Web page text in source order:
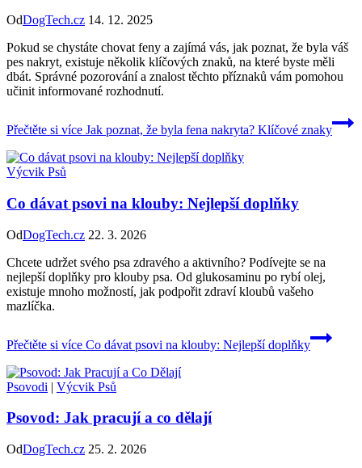
OdDogTech.cz 14. 12. 2025
Pokud se chystáte chovat feny a zajímá vás, jak poznat, že byla váš
pes nakryt, existuje několik klíčových znaků, na které byste měli
dbát. Správné pozorování a znalost těchto příznaků vám pomohou
učinit informované rozhodnutí.
Přečtěte si více Jak poznat, že byla fena nakryta? Klíčové znaky
Výcvik Psů
Co dávat psovi na klouby: Nejlepší doplňky
OdDogTech.cz 22. 3. 2026
Chcete udržet svého psa zdravého a aktivního? Podívejte se na
nejlepší doplňky pro klouby psa. Od glukosaminu po rybí olej,
existuje mnoho možností, jak podpořit zdraví kloubů vašeho
mazlíčka.
Přečtěte si více Co dávat psovi na klouby: Nejlepší doplňky
Psovodi | Výcvik Psů
Psovod: Jak pracují a co dělají
OdDogTech.cz 25. 2. 2026